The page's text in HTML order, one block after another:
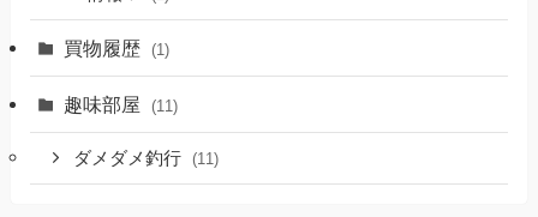
買物履歴 (1)
趣味部屋 (11)
ダメダメ釣行 (11)